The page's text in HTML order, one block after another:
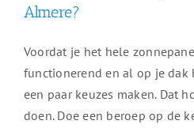
Almere?
Voordat je het hele
functionerend en al op je dak
een paar keuzes maken. Dat
doen. Doe een beroep op de